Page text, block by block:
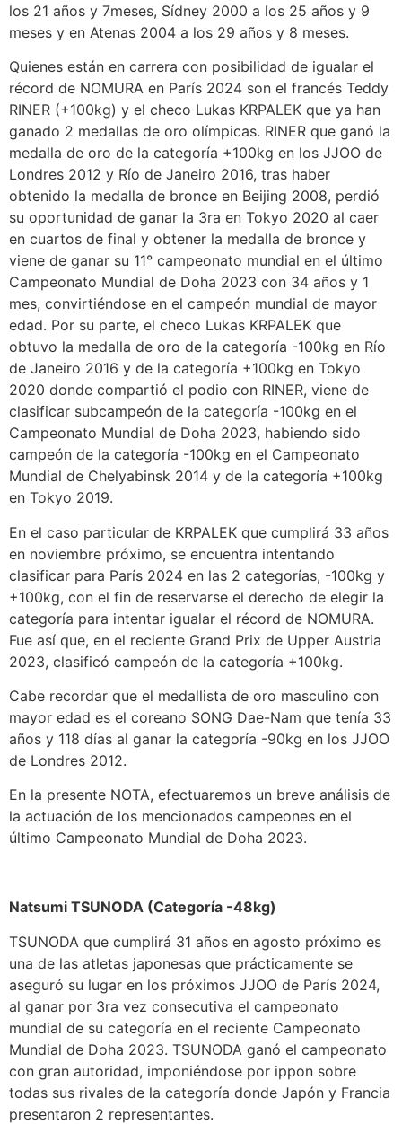
los 21 años y 7meses, Sídney 2000 a los 25 años y 9
meses y en Atenas 2004 a los 29 años y 8 meses.
Quienes están en carrera con posibilidad de igualar el
récord de NOMURA en París 2024 son el francés Teddy
RINER (+100kg) y el checo Lukas KRPALEK que ya han
ganado 2 medallas de oro olímpicas. RINER que ganó la
medalla de oro de la categoría +100kg en los JJOO de
Londres 2012 y Río de Janeiro 2016, tras haber
obtenido la medalla de bronce en Beijing 2008, perdió
su oportunidad de ganar la 3ra en Tokyo 2020 al caer
en cuartos de final y obtener la medalla de bronce y
viene de ganar su 11° campeonato mundial en el último
Campeonato Mundial de Doha 2023 con 34 años y 1
mes, convirtiéndose en el campeón mundial de mayor
edad. Por su parte, el checo Lukas KRPALEK que
obtuvo la medalla de oro de la categoría -100kg en Río
de Janeiro 2016 y de la categoría +100kg en Tokyo
2020 donde compartió el podio con RINER, viene de
clasificar subcampeón de la categoría -100kg en el
Campeonato Mundial de Doha 2023, habiendo sido
campeón de la categoría -100kg en el Campeonato
Mundial de Chelyabinsk 2014 y de la categoría +100kg
en Tokyo 2019.
En el caso particular de KRPALEK que cumplirá 33 años
en noviembre próximo, se encuentra intentando
clasificar para París 2024 en las 2 categorías, -100kg y
+100kg, con el fin de reservarse el derecho de elegir la
categoría para intentar igualar el récord de NOMURA.
Fue así que, en el reciente Grand Prix de Upper Austria
2023, clasificó campeón de la categoría +100kg.
Cabe recordar que el medallista de oro masculino con
mayor edad es el coreano SONG Dae-Nam que tenía 33
años y 118 días al ganar la categoría -90kg en los JJOO
de Londres 2012.
En la presente NOTA, efectuaremos un breve análisis de
la actuación de los mencionados campeones en el
último Campeonato Mundial de Doha 2023.
Natsumi TSUNODA (Categoría -48kg)
TSUNODA que cumplirá 31 años en agosto próximo es
una de las atletas japonesas que prácticamente se
aseguró su lugar en los próximos JJOO de París 2024,
al ganar por 3ra vez consecutiva el campeonato
mundial de su categoría en el reciente Campeonato
Mundial de Doha 2023. TSUNODA ganó el campeonato
con gran autoridad, imponiéndose por ippon sobre
todas sus rivales de la categoría donde Japón y Francia
presentaron 2 representantes.